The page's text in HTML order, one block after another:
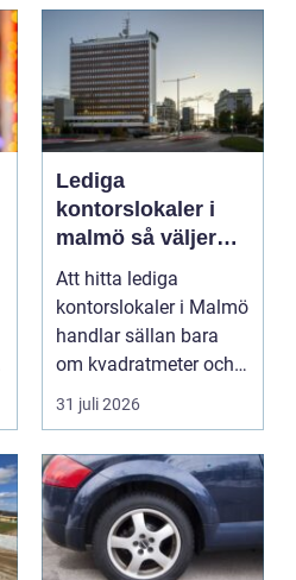
Lediga
kontorslokaler i
malmö så väljer
företag rätt läge
och lokal
Att hitta lediga
kontorslokaler i Malmö
handlar sällan bara
om kvadratmeter och
hyra. För många före...
31 juli 2026